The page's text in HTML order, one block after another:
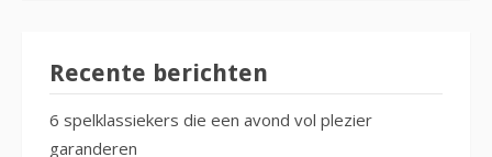
Recente berichten
6 spelklassiekers die een avond vol plezier
garanderen